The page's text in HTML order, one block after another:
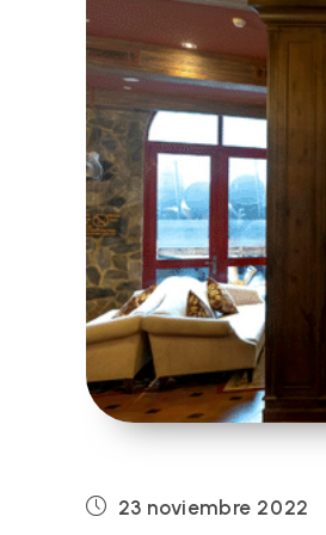
Publicación
23 noviembre 2022